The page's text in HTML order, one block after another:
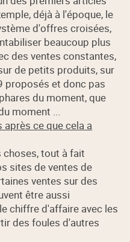
déjà à l'époque, le
d'offres croisées,
beaucoup plus
des ventes constantes,
de petits produits, sur
proposés et donc pas
du moment, que
moment ...
après ce que cela a
choses, tout à fait
sites de ventes de
ventes sur des
être aussi
chiffre d'affaire avec les
des foules d'autres